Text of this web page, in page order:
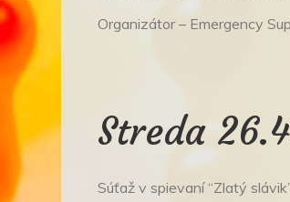
Organizátor – Emergency
Streda
Súťaž v spievaní “Zlatý